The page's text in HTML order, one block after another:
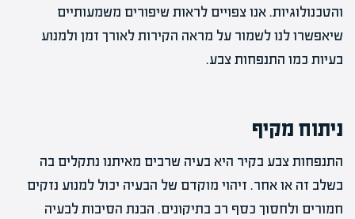
והטכנולוגיות. אנו צפויים לראות שיפורים משמעותיים
שיאפשרו לנו לשמור על מראה הקירות לאורך זמן ולמנוע
בעיות כמו התנפחות צבע.
ניתוח מקיף
התנפחות צבע בקיר היא בעיה שרבים מאיתנו נתקלים בה
בשלב זה או אחר. זיהוי מוקדם של הבעיה יכול למנוע נזקים
חמורים ולחסוך כסף רב בתיקונים. הבנת הסיבות לבעיה